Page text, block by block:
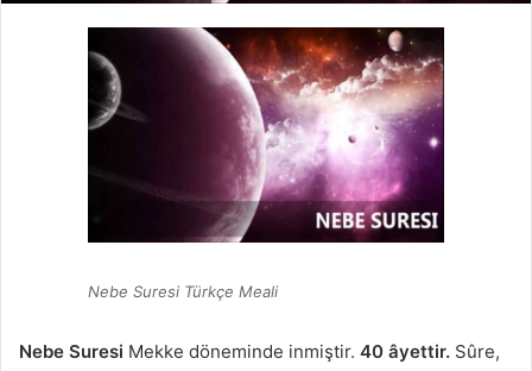
Nebe Suresi Türkçe Meali
Nebe Suresi Mekke döneminde inmiştir. 40 âyettir. Sûre,